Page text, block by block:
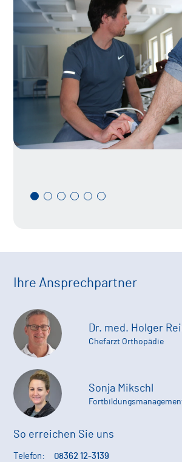
Ihre Ansprechpartner
Dr. med. Holger
Chefarzt Orthopädie
Sonja Mikschl
So erreichen Sie uns
Telefon:
08362 12-3139